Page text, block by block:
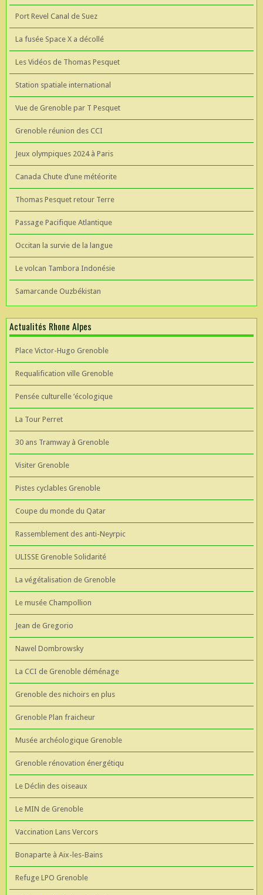
Port Revel Canal de Suez
La fusée Space X a décollé
Les Vidéos de Thomas Pesquet
Station spatiale international
Vue de Grenoble par T Pesquet
Grenoble réunion des CCI
Jeux olympiques 2024 à Paris
Canada Chute d’une météorite
Thomas Pesquet retour Terre
Passage Pacifique Atlantique
Occitan la survie de la langue
Le volcan Tambora Indonésie
Samarcande Ouzbékistan
Actualités Rhone Alpes
Place Victor-Hugo Grenoble
Requalification ville Grenoble
Pensée culturelle ’écologique
La Tour Perret
30 ans Tramway à Grenoble
Visiter Grenoble
Pistes cyclables Grenoble
Coupe du monde du Qatar
Rassemblement des anti-Neyrpic
ULISSE Grenoble Solidarité
La végétalisation de Grenoble
Le musée Champollion
Jean de Gregorio
Nawel Dombrowsky
La CCI de Grenoble déménage
Grenoble des nichoirs en plus
Grenoble Plan fraicheur
Musée archéologique Grenoble
Grenoble rénovation énergétiqu
Le Déclin des oiseaux
Le MIN de Grenoble
Vaccination Lans Vercors
Bonaparte à Aix-les-Bains
Refuge LPO Grenoble